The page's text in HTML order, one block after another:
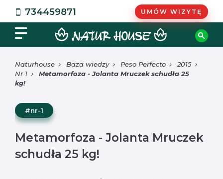
734459871 UMÓW WIZYTĘ
Naturhouse Baza wiedzy Peso Perfecto
2015
Nr 1
Metamorfoza - Jolanta Mruczek schudła 25
kg!
#nr-1
Metamorfoza - Jolanta Mruczek
schudła 25 kg!